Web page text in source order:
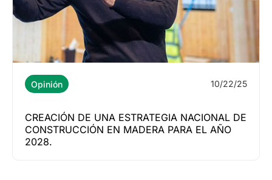
Opinión 10/22/25
CREACIÓN DE UNA ESTRATEGIA NACIONAL DE
CONSTRUCCIÓN EN MADERA PARA EL AÑO
2028.